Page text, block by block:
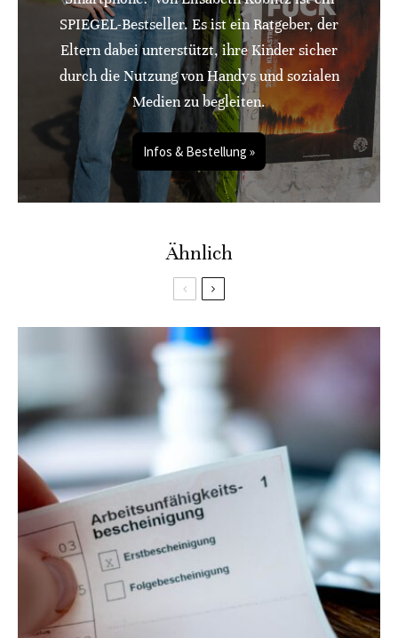
SPIEGEL-Bestseller. Es ist ein Ratgeber, der
Eltern dabei unterstützt, ihre Kinder sicher
durch die Nutzung von Handys und sozialen
Medien zu begleiten.
Infos & Bestellung »
Ähnlich